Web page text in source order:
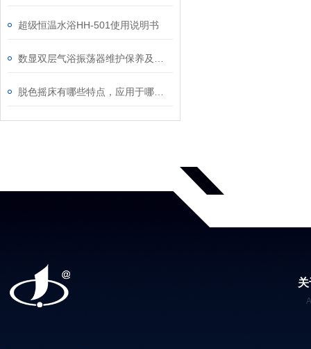
超级恒温水浴HH-501使用说明书